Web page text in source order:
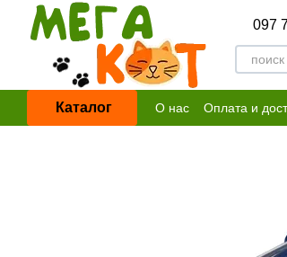
Перейти к основному контенту
097
Каталог О нас Оплата и
Договор